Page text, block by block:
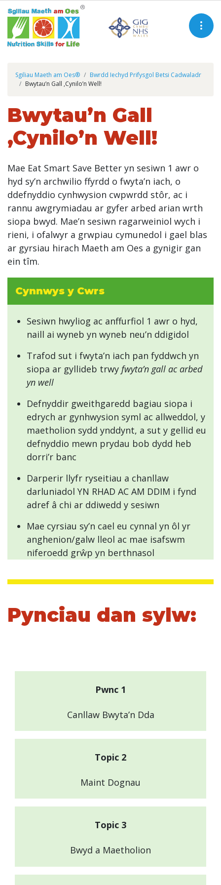
Sgiliau Maeth am Oes®
Bwrdd Iechyd Prifysgol Betsi Cadwaladr
Bwytau’n Gall ,Cynilo’n Well!
Bwytau’n Gall
,Cynilo’n Well!
Mae Eat Smart Save Better yn sesiwn 1 awr o
hyd sy’n archwilio ffyrdd o fwyta’n iach, o
ddefnyddio cynhwysion cwpwrdd stôr, ac i
rannu awgrymiadau ar gyfer arbed arian wrth
siopa bwyd. Mae’n sesiwn ragarweiniol wych i
rieni, i ofalwyr a grwpiau cymunedol i gael blas
ar gyrsiau hirach Maeth am Oes a gynigir gan
ein tîm.
Cynnwys y Cwrs
Sesiwn hwyliog ac anffurfiol 1 awr o hyd,
naill ai wyneb yn wyneb neu’n ddigidol
Trafod sut i fwyta’n iach pan fyddwch yn
siopa ar gyllideb trwy fwyta’n gall ac arbed
yn well
Defnyddir gweithgaredd bagiau siopa i
edrych ar gynhwysion syml ac allweddol, y
maetholion sydd ynddynt, a sut y gellid eu
defnyddio mewn prydau bob dydd heb
dorri’r banc
Darperir llyfr ryseitiau a chanllaw
darluniadol YN RHAD AC AM DDIM i fynd
adref â chi ar ddiwedd y sesiwn
Mae cyrsiau sy’n cael eu cynnal yn ôl yr
anghenion/galw lleol ac mae isafswm
niferoedd grŵp yn berthnasol
Pynciau dan sylw:
Pwnc 1
Canllaw Bwyta’n Dda
Topic 2
Maint Dognau
Topic 3
Bwyd a Maetholion